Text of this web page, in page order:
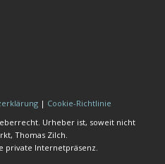
| Cookie-Richtlinie
Urheber ist, soweit nicht
Thomas Zilch.
private Internetpräsenz.